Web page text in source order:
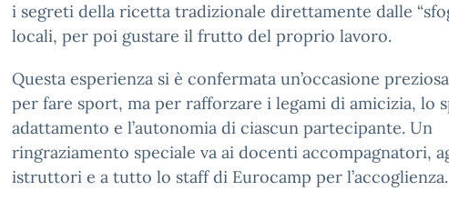
i segreti della ricetta tradizionale direttamente dalle
locali, per poi gustare il frutto del proprio lavoro.
Questa esperienza si è confermata un’occasione
per fare sport, ma per rafforzare i legami di amicizia, lo
adattamento e l’autonomia di ciascun partecipante. Un
ringraziamento speciale va ai docenti accompagnatori,
istruttori e a tutto lo staff di Eurocamp per l’accoglienza.